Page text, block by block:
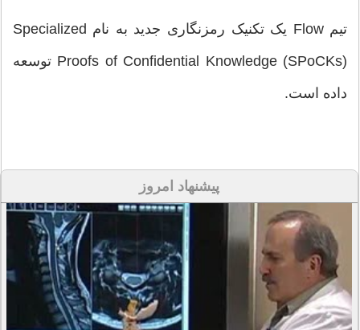
تیم Flow یک تکنیک رمزنگاری جدید به نام Specialized
Proofs of Confidential Knowledge (SPoCKs) توسعه
داده است.
پیشنهاد امروز